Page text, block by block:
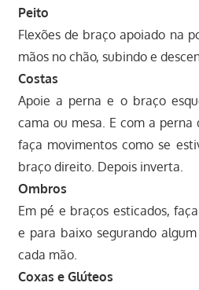
Peito
Flexões de braço apoiado na
mãos no chão, subindo e
Costas
Apoie a perna e o braço
cama ou mesa. E com a
faça movimentos como se
braço direito. Depois inverta.
Ombros
Em pé e braços esticados,
e para baixo segurando
cada mão.
Coxas e Glúteos